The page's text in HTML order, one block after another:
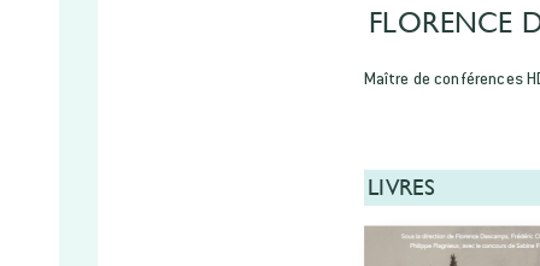
FLORENCE
Maître de conférences
LIVRES